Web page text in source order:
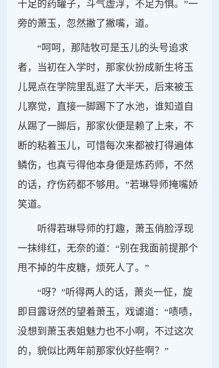
十足的药罐子，斗气虚浮，不足为惧。”一
旁的萧玉，忽然撇了撇嘴，道。
“呵呵，那陆牧可是玉儿的头号追求
者，当初在入学时，那家伙扮成新生将玉
儿晃点在学院里乱逛了大半天，后来被玉
儿察觉，直接一脚踢下了水池，谁知道自
从踢了一脚后，那家伙便是赖了上来，不
断的粘着玉儿，可惜每次来都被打得遍体
鳞伤，也真亏得他本身便是炼药师，不然
的话，疗伤药都不够用。”若琳导师掩嘴娇
笑道。
听得若琳导师的打趣，萧玉俏脸浮现
一抹绯红，无奈的道：“别在我面前提那个
甩不掉的牛皮糖，烦死人了。”
“呀？”听得两人的话，萧炎一怔，旋
即目露讶然的望着萧玉，戏谑道：“啧啧，
没想到萧玉表姐魅力也不小啊，不过这次
的，貌似比两年前那家伙好些啊？”